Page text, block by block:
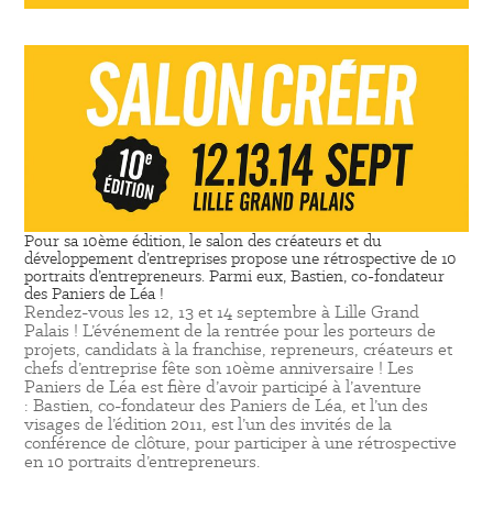
Pour sa 10ème édition, le salon des créateurs et du
développement d’entreprises propose une rétrospective de 10
portraits d’entrepreneurs. Parmi eux, Bastien, co-fondateur
des Paniers de Léa !
Rendez-vous les 12, 13 et 14 septembre à Lille Grand
Palais ! L’événement de la rentrée pour les porteurs de
projets, candidats à la franchise, repreneurs, créateurs et
chefs d’entreprise fête son 10ème anniversaire ! Les
Paniers de Léa est fière d’avoir participé à l’aventure
: Bastien, co-fondateur des Paniers de Léa, et l’un des
visages de l’édition 2011, est l’un des invités de la
conférence de clôture, pour participer à une rétrospective
en 10 portraits d’entrepreneurs.